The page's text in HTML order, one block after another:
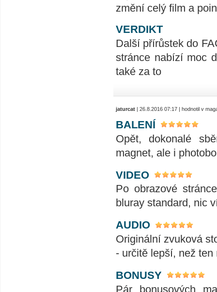
změní celý film a
VERDIKT
Další přírůstek do
stránce nabízí moc
také za to
jaturcat | 26.8.2016 07:17 | hodnotil v
BALENÍ
Opět, dokonalé
magnet, ale i
VIDEO
Po obrazové
bluray standard, nic
AUDIO
Originální zvuková
- určitě lepší, než ten
BONUSY
Pár bonusových